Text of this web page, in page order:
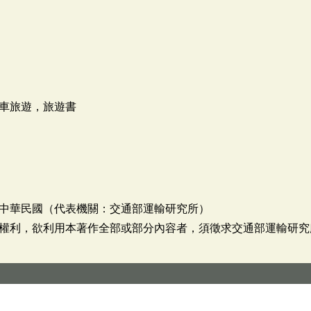
旅遊，旅遊書
華民國（代表機關：交通部運輸研究所）
利，欲利用本著作全部或部分內容者，須徵求交通部運輸研究